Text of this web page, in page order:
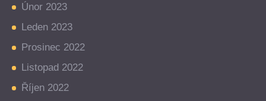
Únor 2023
Leden 2023
Prosinec 2022
Listopad 2022
Říjen 2022